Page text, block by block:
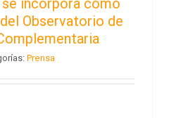
incorpora como
Observatorio de
Prensa